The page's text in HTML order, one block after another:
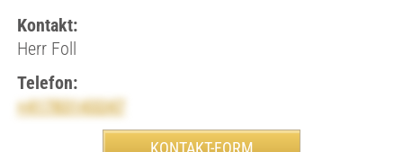
Kontakt:
Herr Foll
Telefon:
+41783143247